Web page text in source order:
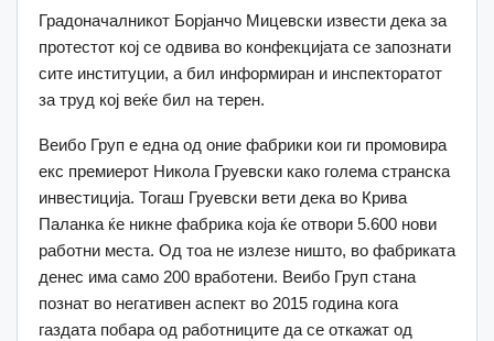
Градоначалникот Борјанчо Мицевски извести дека за
протестот кој се одвива во конфекцијата се запознати
сите институции, а бил информиран и инспекторатот
за труд кој веќе бил на терен.
Веибо Груп е една од оние фабрики кои ги промовира
екс премиерот Никола Груевски како голема странска
инвестиција. Тогаш Груевски вети дека во Крива
Паланка ќе никне фабрика која ќе отвори 5.600 нови
работни места. Од тоа не излезе ништо, во фабриката
денес има само 200 вработени. Веибо Груп стана
познат во негативен аспект во 2015 година кога
газдата побара од работниците да се откажат од